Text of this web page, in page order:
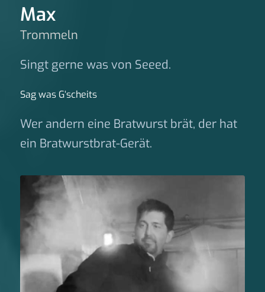
Max
Trommeln
Singt gerne was von Seeed.
Sag was G‘scheits
Wer andern eine Bratwurst brät, der hat
ein Bratwurstbrat-Gerät.